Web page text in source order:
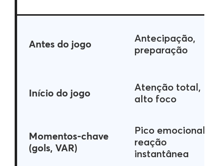
Antes do jogo
Antecipação,
preparação
Início do jogo
Atenção total,
alto foco
Momentos-chave
(gols, VAR)
Pico emocional,
reação
instantânea